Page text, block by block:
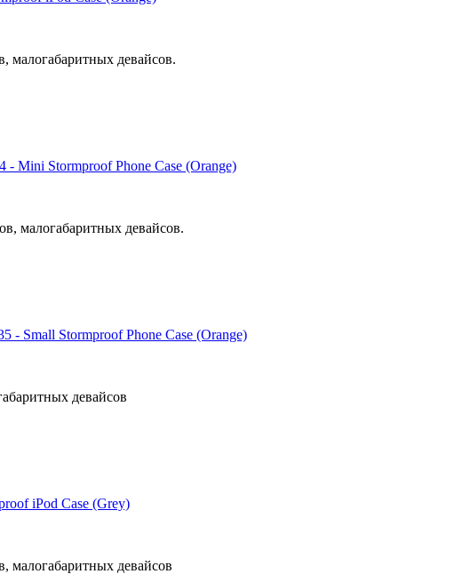
малогабаритных девайсов.
Mini Stormproof Phone Case (Orange)
малогабаритных девайсов.
- Small Stormproof Phone Case (Orange)
девайсов
iPod Case (Grey)
малогабаритных девайсов